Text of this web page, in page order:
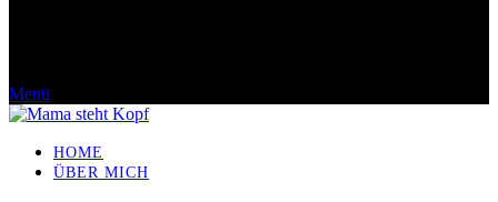
Menü
HOME
ÜBER MICH